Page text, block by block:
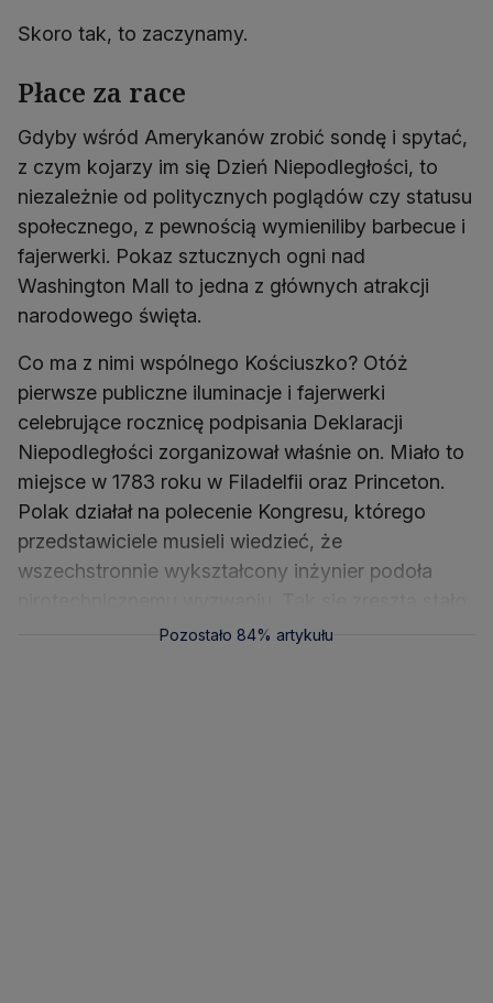
Skoro tak, to zaczynamy.
Płace za race
Gdyby wśród Amerykanów zrobić sondę i spytać,
z czym kojarzy im się Dzień Niepodległości, to
niezależnie od politycznych poglądów czy statusu
społecznego, z pewnością wymieniliby barbecue i
fajerwerki. Pokaz sztucznych ogni nad
Washington Mall to jedna z głównych atrakcji
narodowego święta.
Co ma z nimi wspólnego Kościuszko? Otóż
pierwsze publiczne iluminacje i fajerwerki
celebrujące rocznicę podpisania Deklaracji
Niepodległości zorganizował właśnie on. Miało to
miejsce w 1783 roku w Filadelfii oraz Princeton.
Polak działał na polecenie Kongresu, którego
przedstawiciele musieli wiedzieć, że
wszechstronnie wykształcony inżynier podoła
Pozostało 84% artykułu